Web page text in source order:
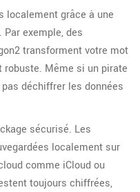
localement grâce à une
exemple, des
transforment votre mot
Même si un pirate
déchiffrer les données
sécurisé. Les
localement sur
comme iCloud ou
toujours chiffrées,